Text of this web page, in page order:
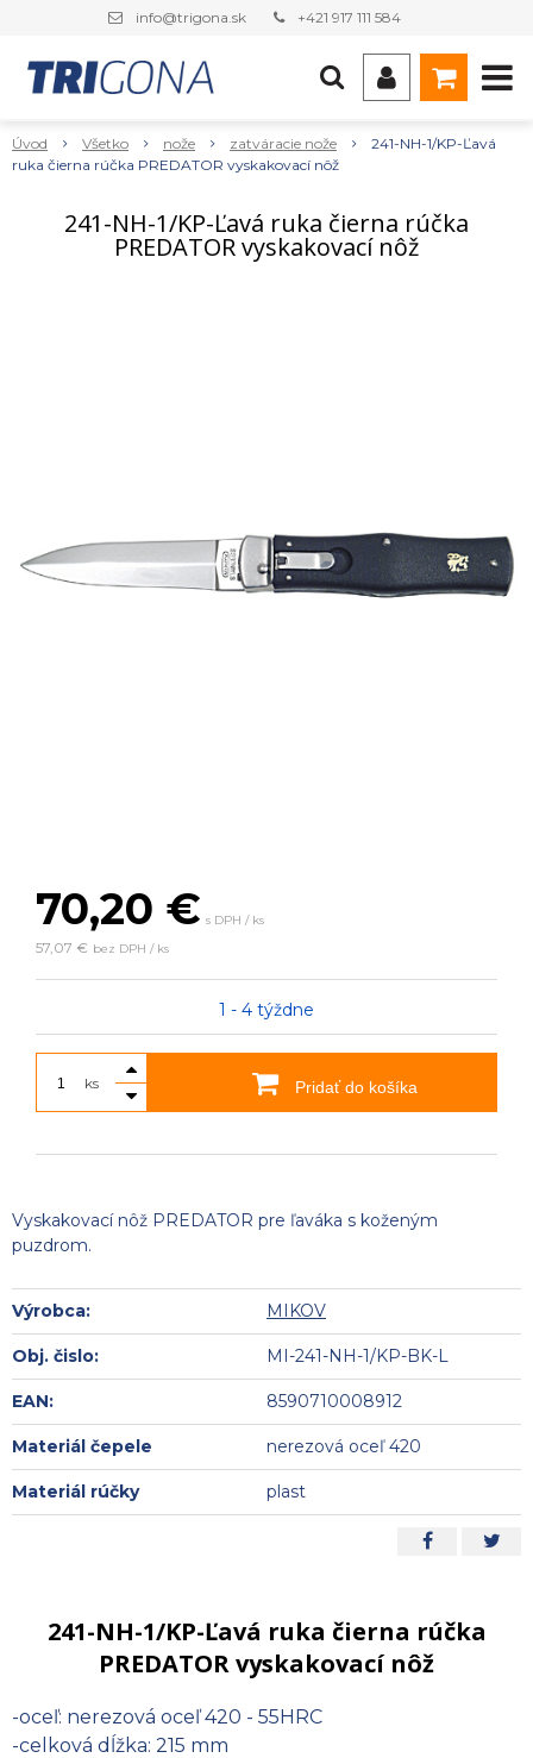
info@trigona.sk +421 917 111 584
Úvod Všetko nože zatváracie nože
241-NH-1/KP-Ľavá
ruka čierna rúčka PREDATOR vyskakovací nôž
241-NH-1/KP-Ľavá ruka čierna rúčka
PREDATOR vyskakovací nôž
70,20 € s DPH / ks
57,07 € bez DPH / ks
1 - 4 týždne
ks Pridať do košíka
Vyskakovací nôž PREDATOR pre ľaváka s koženým
puzdrom.
Výrobca: MIKOV
Obj. čislo: MI-241-NH-1/KP-BK-L
EAN: 8590710008912
Materiál čepele nerezová oceľ 420
Materiál rúčky plast
241-NH-1/KP-Ľavá ruka čierna rúčka
PREDATOR vyskakovací nôž
-oceľ: nerezová oceľ 420 - 55HRC
-celková dĺžka: 215 mm